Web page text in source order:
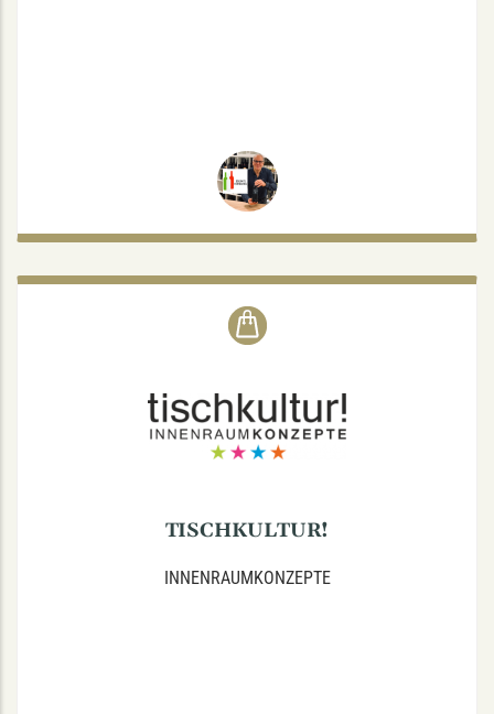
TISCHKULTUR!
INNENRAUMKONZEPTE
TISCHKULTUR!
Accessoires, Tisch + Festdekoration, Innenarchitektur,
Fotostyling
Tel.: 0251/279273